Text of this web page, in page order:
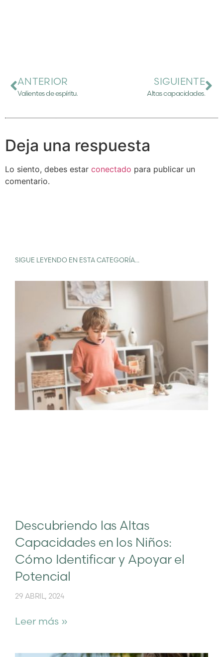
ANTERIOR
Valientes de espíritu.
SIGUIENTE
Altas capacidades.
Deja una respuesta
Lo siento, debes estar conectado para publicar un
comentario.
SIGUE LEYENDO EN ESTA CATEGORÍA...
Descubriendo las Altas
Capacidades en los Niños:
Cómo Identificar y Apoyar el
Potencial
29 ABRIL, 2024
Leer más »